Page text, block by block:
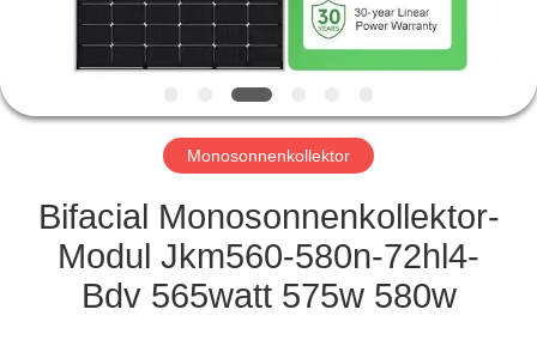
QUALITÄTSKONTROLLE
REFERENZEN
SITEMAP
PRIVACY
POLICY
Monosonnenkollektor
Bifacial Monosonnenkollektor-
Modul Jkm560-580n-72hl4-
Bdv 565watt 575w 580w